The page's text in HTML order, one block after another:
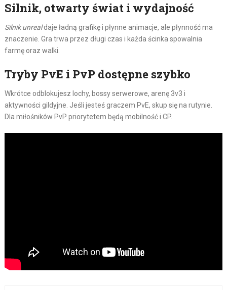
Silnik, otwarty świat i wydajność
Silnik unrealdaje ładną grafikę i płynne animacje, ale płynność ma
znaczenie. Gra trwa przez długi czas i każda ścinka spowalnia
farmę oraz walki.
Tryby PvE i PvP dostępne szybko
Wkrótce odblokujesz lochy, bossy serwerowe, arenę 3v3 i
aktywności gildyjne. Jeśli jesteś graczem PvE, skup się na rutynie.
Dla miłośników PvP priorytetem będą mobilność i CP.